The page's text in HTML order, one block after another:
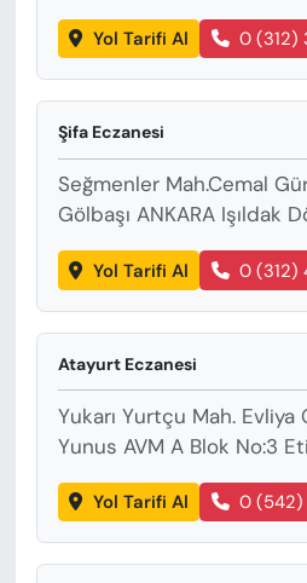
Yol Tarifi Al 0 (312)
Şifa Eczanesi
Seğmenler Mah.Cemal
Gölbaşı ANKARA Işıldak
Yol Tarifi Al 0 (312)
Atayurt Eczanesi
Yukarı Yurtçu Mah.
Yunus AVM A Blok No:3
Yol Tarifi Al 0 (542)